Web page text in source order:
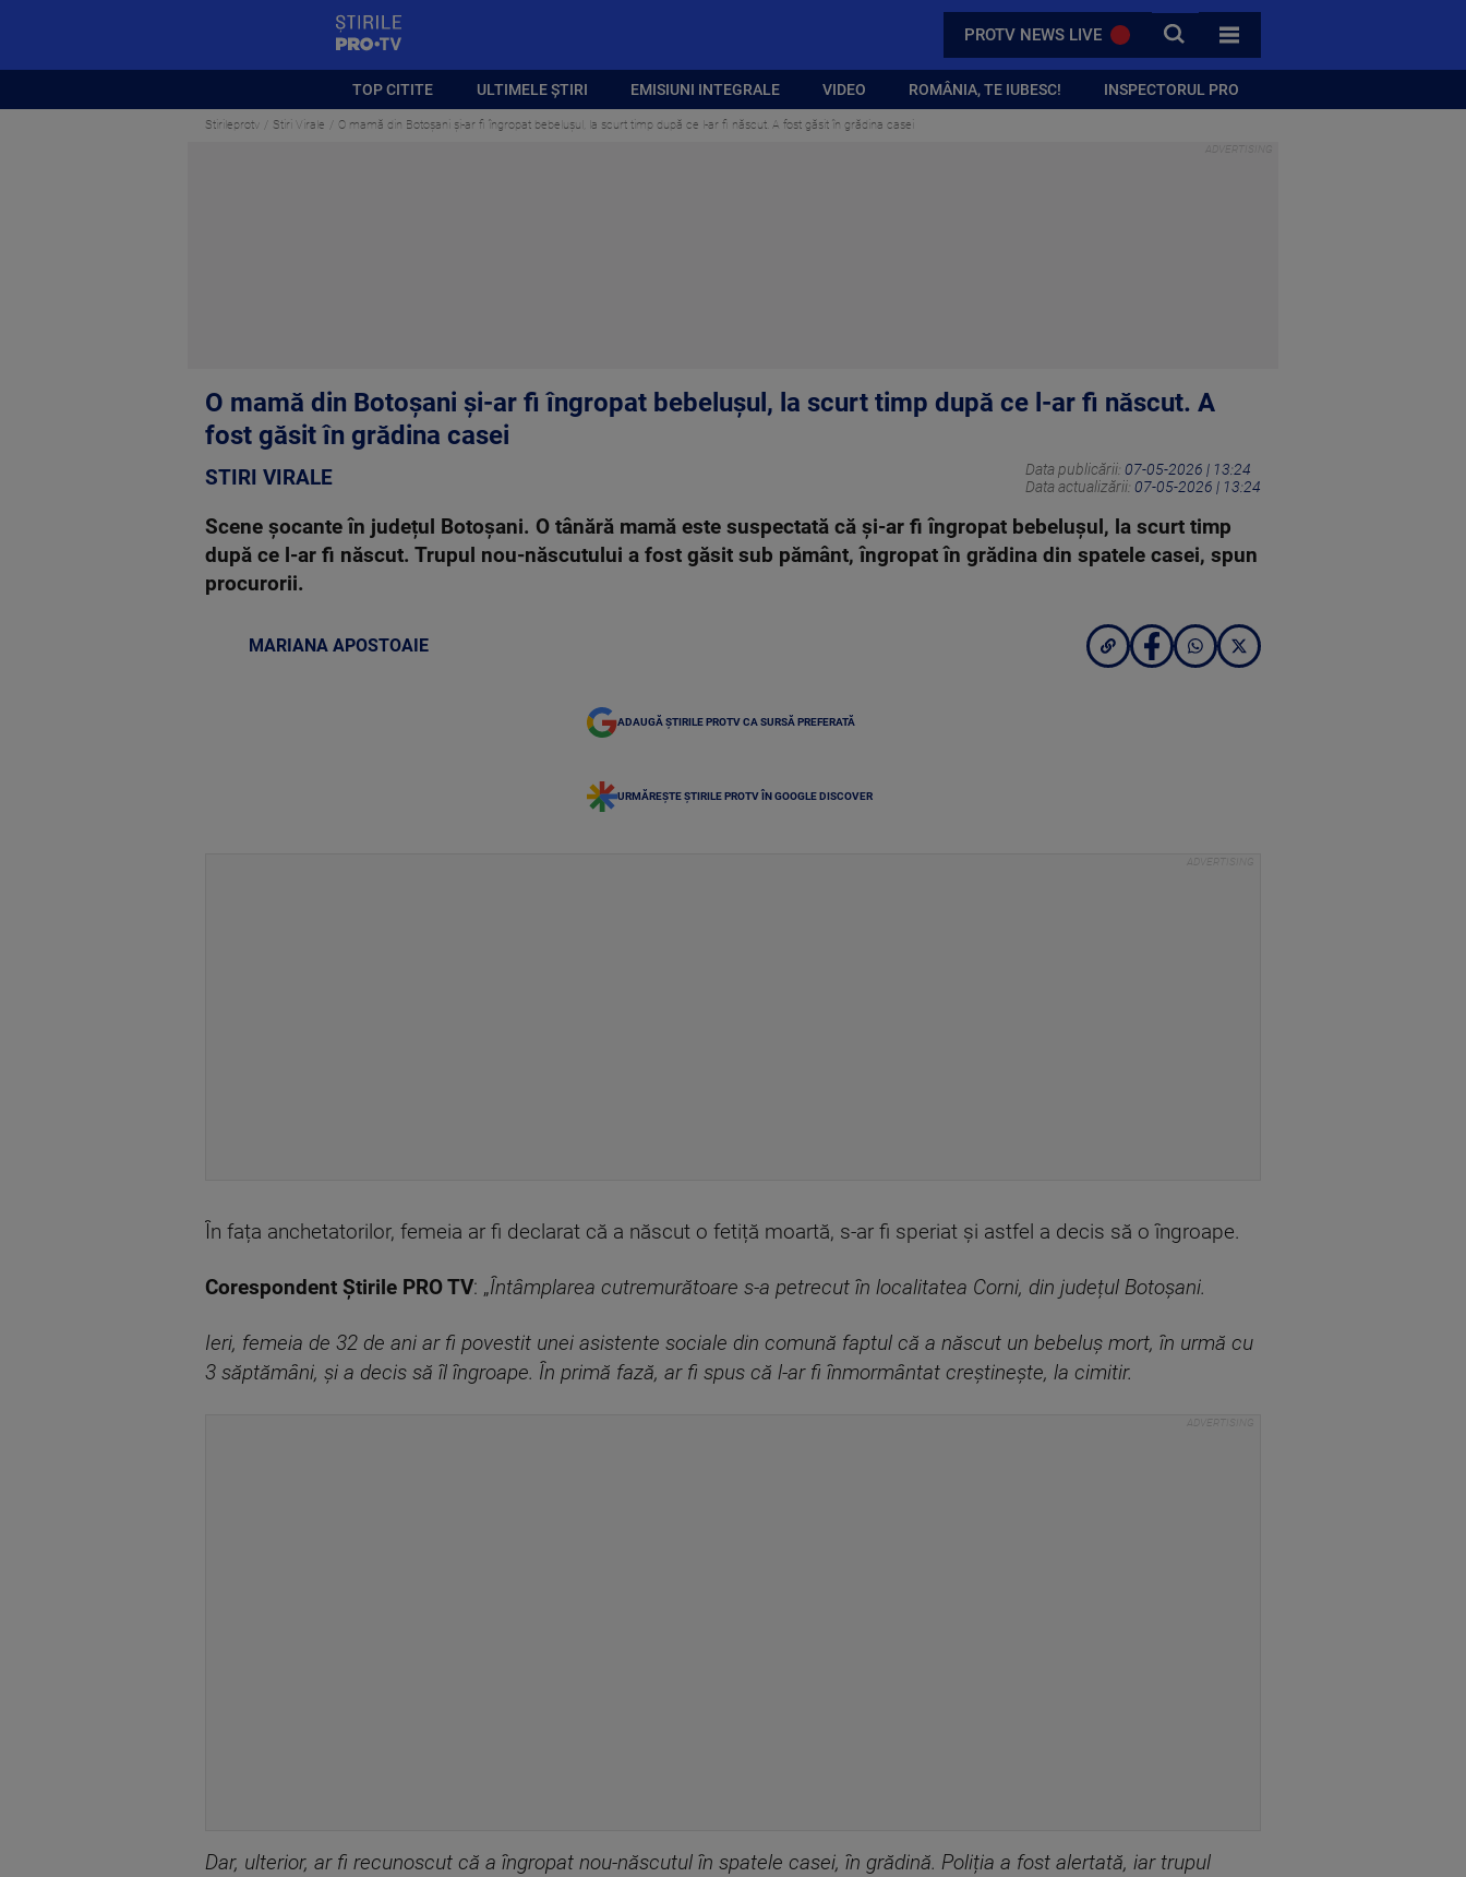
PROTV NEWS LIVE CAUTA
TOATE CATEGORIILE
TOP CITITE ULTIMELE ȘTIRI EMISIUNI INTEGRALE VIDEO ROMÂNIA, TE IUBESC! INSPECTORUL PRO
Stirileprotv Stiri Virale O mamă din Botoșani și-ar fi îngropat bebelușul, la scurt timp după ce l-ar fi născut. A fost găsit în grădina casei
O mamă din Botoșani și-ar fi îngropat bebelușul, la scurt timp după ce l-ar fi născut. A
fost găsit în grădina casei
STIRI VIRALE Data publicării: 07-05-2026 | 13:24
Data actualizării: 07-05-2026 | 13:24
Scene șocante în județul Botoșani. O tânără mamă este suspectată că și-ar fi îngropat bebelușul, la scurt timp
după ce l-ar fi născut. Trupul nou-născutului a fost găsit sub pământ, îngropat în grădina din spatele casei, spun
procurorii.
MARIANA APOSTOAIE
ADAUGĂ ȘTIRILE PROTV CA SURSĂ PREFERATĂ
URMĂREȘTE ȘTIRILE PROTV ÎN GOOGLE DISCOVER
În fața anchetatorilor, femeia ar fi declarat că a născut o fetiță moartă, s-ar fi speriat și astfel a decis să o îngroape.
Corespondent Știrile PRO TV: „Întâmplarea cutremurătoare s-a petrecut în localitatea Corni, din județul Botoșani.
Ieri, femeia de 32 de ani ar fi povestit unei asistente sociale din comună faptul că a născut un bebeluș mort, în urmă cu
3 săptămâni, și a decis să îl îngroape. În primă fază, ar fi spus că l-ar fi înmormântat creștinește, la cimitir.
Dar, ulterior, ar fi recunoscut că a îngropat nou-născutul în spatele casei, în grădină. Poliția a fost alertată, iar trupul